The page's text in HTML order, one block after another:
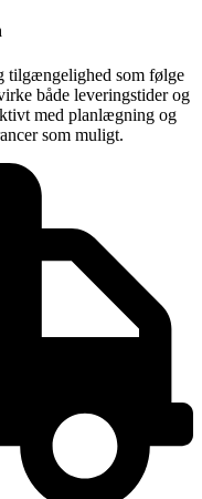
tilgængelighed som følge
både leveringstider og
med planlægning og
som muligt.